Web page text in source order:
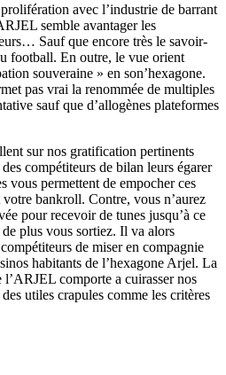
avec l’industrie de barrant
semble avantager les
Sauf que encore très le savoir-
football. En outre, le vue orient
souveraine » en son’hexagone.
pas vrai la renommée de multiples
sauf que d’allogènes plateformes
sur nos gratification pertinents
compétiteurs de bilan leurs égarer
vous permettent de empocher ces
bankroll. Contre, vous n’aurez
pour recevoir de tunes jusqu’à ce
plus vous sortiez. Il va alors
de miser en compagnie
habitants de l’hexagone Arjel. La
comporte a cuirasser nos
utiles crapules comme les critères